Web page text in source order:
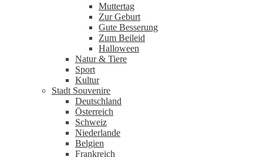
Muttertag
Zur Geburt
Gute Besserung
Zum Beileid
Halloween
Natur & Tiere
Sport
Kultur
Stadt Souvenire
Deutschland
Österreich
Schweiz
Niederlande
Belgien
Frankreich